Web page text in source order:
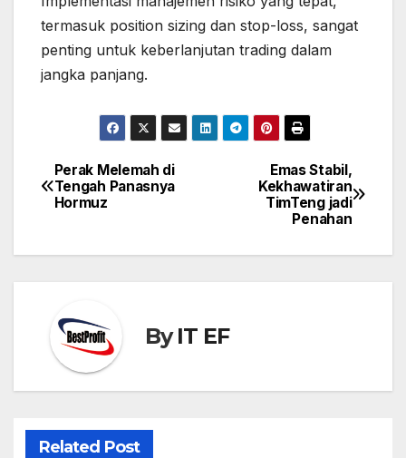
termasuk position sizing dan stop-loss, sangat
penting untuk keberlanjutan trading dalam
jangka panjang.
Post
navigation
Emas Stabil,
Kekhawatiran
TimTeng jadi
Penahan
Perak Melemah di
Tengah Panasnya
Hormuz
ByIT EF
Related Post